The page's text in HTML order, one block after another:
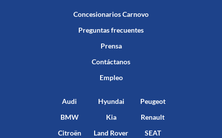
Concesionarios Carnovo
Preguntas frecuentes
Prensa
Contáctanos
Empleo
Audi
BMW
Citroën
Hyundai
Kia
Land Rover
Peugeot
Renault
SEAT